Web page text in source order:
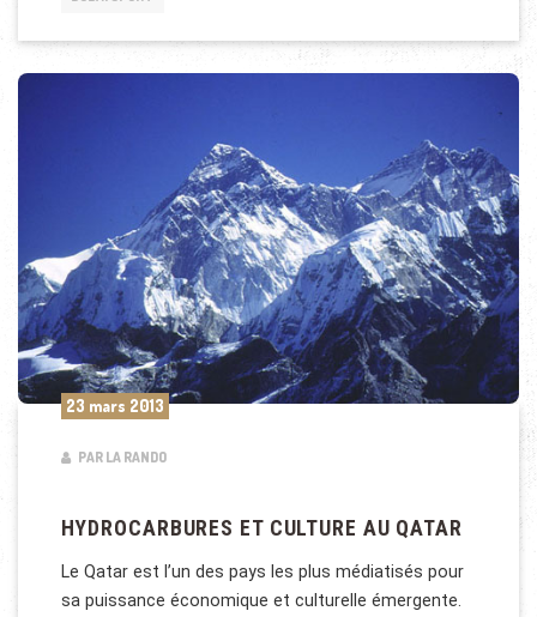
23 mars 2013
PAR LA RANDO
HYDROCARBURES ET CULTURE AU QATAR
Le Qatar est l’un des pays les plus médiatisés pour
sa puissance économique et culturelle émergente.